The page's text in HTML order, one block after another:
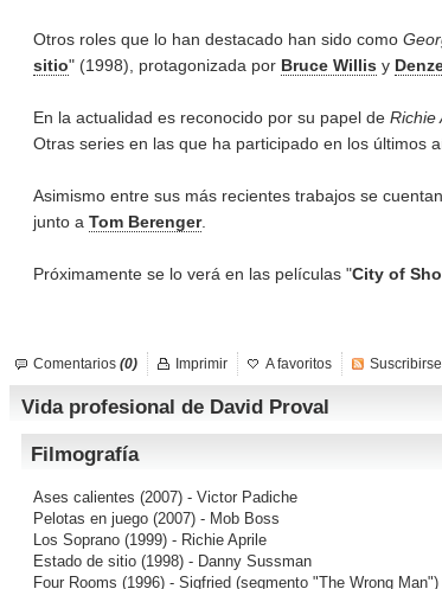
Otros roles que lo han destacado han sido como
sitio" (1998), protagonizada por Bruce Willis y
En la actualidad es reconocido por su papel de Richie
Otras series en las que ha participado en los últimos
Asimismo entre sus más recientes trabajos se
junto a Tom Berenger.
Próximamente se lo verá en las películas "City of
Comentarios (0) Imprimir A favoritos Suscribirse
Vida profesional de David Proval
Filmografía
Ases calientes (2007) - Victor Padiche
Pelotas en juego (2007) - Mob Boss
Los Soprano (1999) - Richie Aprile
Estado de sitio (1998) - Danny Sussman
Four Rooms (1996) - Sigfried (segmento "The Wrong Man")